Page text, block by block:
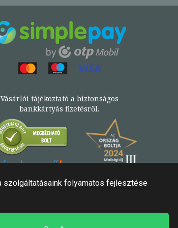
Vásárlói tájékoztató a biztonságos
bankkártyás fizetésről.
Könyv az Árukeresőn